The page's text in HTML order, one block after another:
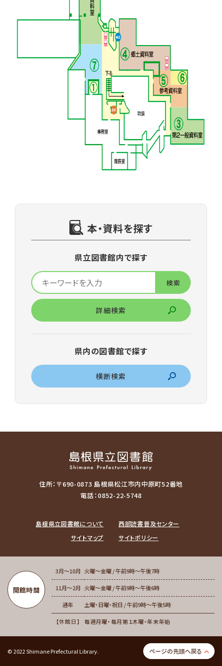
本・資料を探す
県立図書館内で探す
詳細検索
県内の図書館で探す
横断検索
住所：〒690-0873 島根県松江市内中原町52番地
電話：0852-22-5748
島根県立図書館について
西部読書普及センター
サイトマップ
サイトポリシー
開館時間
3月～10月 火曜～金曜 / 午前9時～午後7時
11月～2月 火曜～金曜 / 午前9時～午後6時
通年 土曜・日曜・祝日 / 午前9時～午後5時
休館日 毎週月曜・毎月第１木曜・年末年始
© 2022 Shimane Prefectural Library. ページの先頭へ戻る